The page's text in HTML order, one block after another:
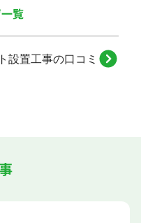
覧
設置工事の口コミ